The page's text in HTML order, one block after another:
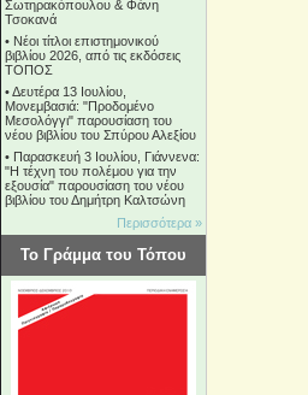
Σωτηρακόπουλου & Φάνη
Τσοκανά
• Νέοι τίτλοι επιστημονικού
βιβλίου 2026, από τις εκδόσεις
ΤΟΠΟΣ
•Δευτέρα 13 Ιουλίου,
Μονεμβασιά: "Προδομένο
Μεσολόγγι" παρουσίαση του
νέου βιβλίου του Σπύρου Αλεξίου
• Παρασκευή 3 Ιουλίου, Γιάννενα:
"Η τέχνη του πολέμου για την
εξουσία" παρουσίαση του νέου
βιβλίου του Δημήτρη Καλτσώνη
Περισσότερα »
Το Γράμμα του Τόπου